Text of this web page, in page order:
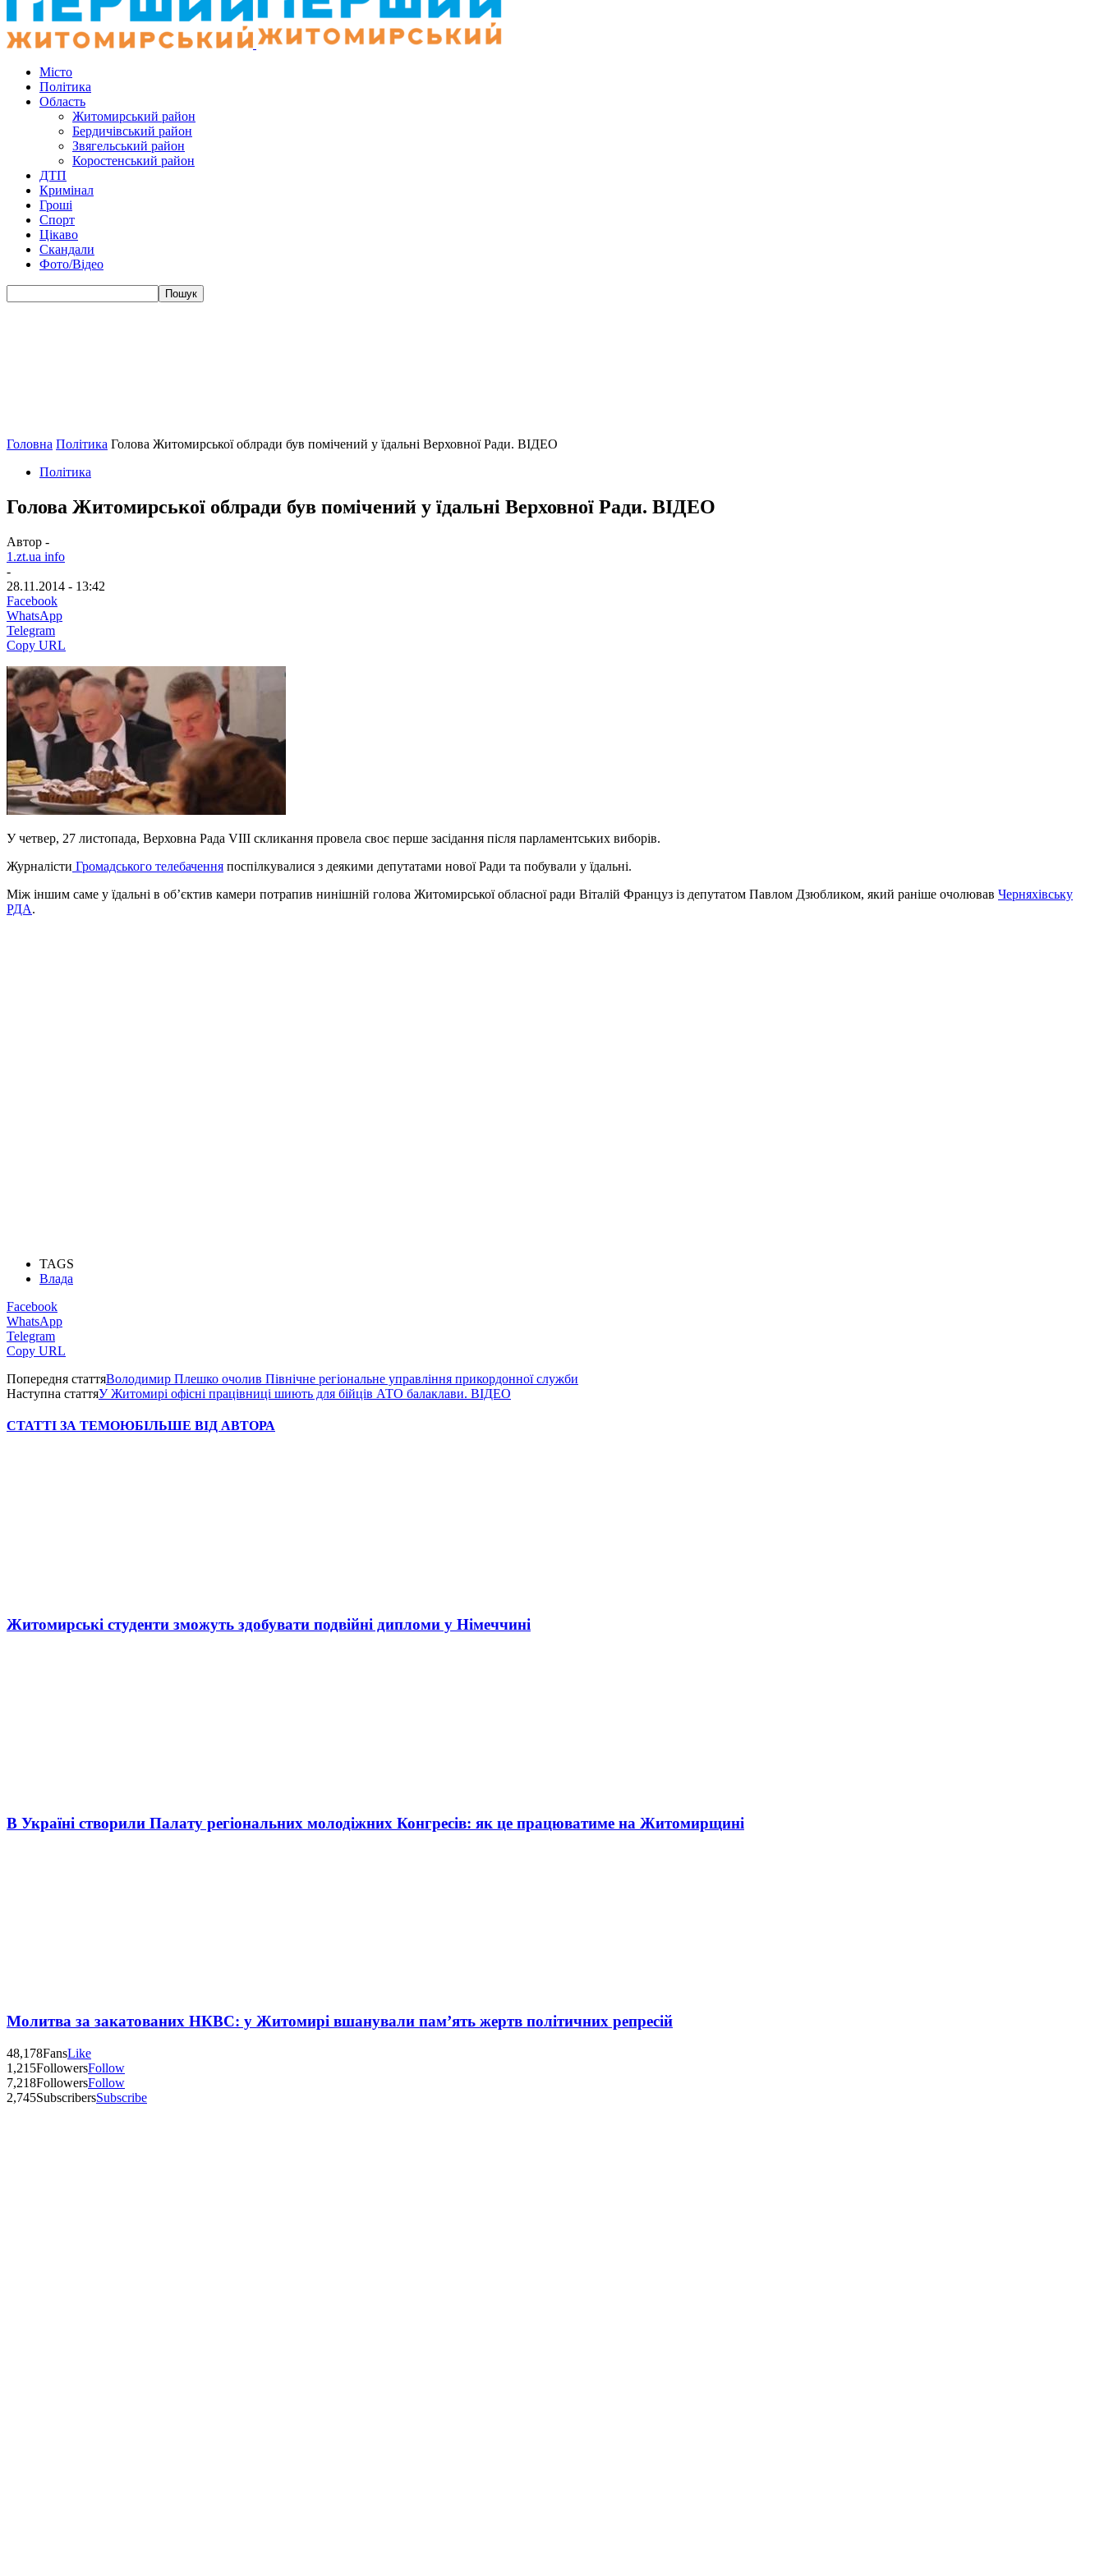
Місто
Політика
Область
Житомирський район
Бердичівський район
Звягельський район
Коростенський район
ДТП
Кримінал
Гроші
Спорт
Цікаво
Скандали
Фото/Відео
Головна Політика Голова Житомирської облради був помічений у їдальні Верховної Ради. ВІДЕО
Політика
Голова Житомирської облради був помічений у їдальні Верховної Ради. ВІДЕО
Автор -
1.zt.ua info
-
28.11.2014 - 13:42
Facebook
WhatsApp
Telegram
Copy URL
У четвер, 27 листопада, Верховна Рада VIII скликання провела своє перше засідання після парламентських виборів.
Журналісти Громадського телебачення поспілкувалися з деякими депутатами нової Ради та побували у їдальні.
Між іншим саме у їдальні в об’єктив камери потрапив нинішній голова Житомирської обласної ради Віталій Француз із депутатом Павлом Дзюбликом, який раніше очолював Черняхівську
РДА.
TAGS
Влада
Facebook
WhatsApp
Telegram
Copy URL
Попередня статтяВолодимир Плешко очолив Північне регіональне управління прикордонної служби
Наступна статтяУ Житомирі офісні працівниці шиють для бійців АТО балаклави. ВІДЕО
СТАТТІ ЗА ТЕМОЮБІЛЬШЕ ВІД АВТОРА
Житомирські студенти зможуть здобувати подвійні дипломи у Німеччині
В Україні створили Палату регіональних молодіжних Конгресів: як це працюватиме на Житомирщині
Молитва за закатованих НКВС: у Житомирі вшанували пам’ять жертв політичних репресій
48,178FansLike
1,215FollowersFollow
7,218FollowersFollow
2,745SubscribersSubscribe